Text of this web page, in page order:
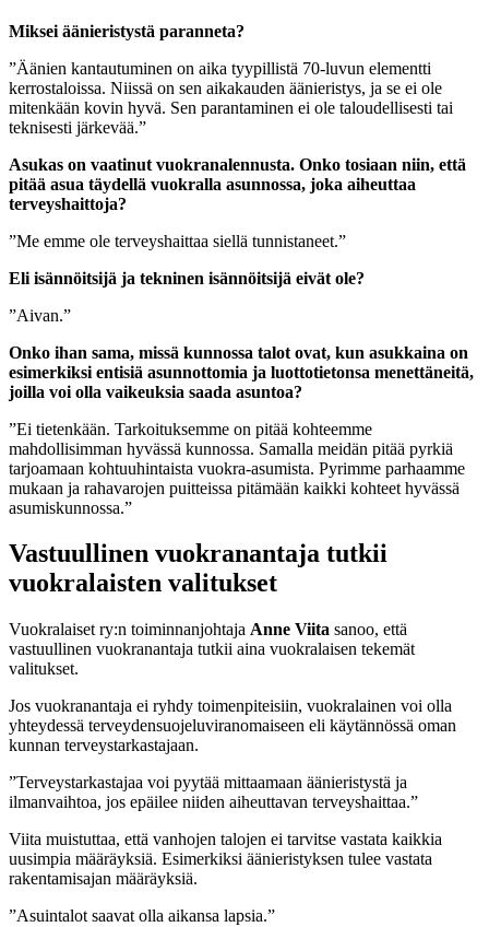
Miksei äänieristystä paranneta?
”Äänien kantautuminen on aika tyypillistä 70-luvun elementti
kerrostaloissa. Niissä on sen aikakauden äänieristys, ja se ei ole
mitenkään kovin hyvä. Sen parantaminen ei ole taloudellisesti tai
teknisesti järkevää.”
Asukas on vaatinut vuokranalennusta. Onko tosiaan niin, että
pitää asua täydellä vuokralla asunnossa, joka aiheuttaa
terveyshaittoja?
”Me emme ole terveyshaittaa siellä tunnistaneet.”
Eli isännöitsijä ja tekninen isännöitsijä eivät ole?
”Aivan.”
Onko ihan sama, missä kunnossa talot ovat, kun asukkaina on
esimerkiksi entisiä asunnottomia ja luottotietonsa menettäneitä,
joilla voi olla vaikeuksia saada asuntoa?
”Ei tietenkään. Tarkoituksemme on pitää kohteemme
mahdollisimman hyvässä kunnossa. Samalla meidän pitää pyrkiä
tarjoamaan kohtuuhintaista vuokra-asumista. Pyrimme parhaamme
mukaan ja rahavarojen puitteissa pitämään kaikki kohteet hyvässä
asumiskunnossa.”
Vastuullinen vuokranantaja tutkii
vuokralaisten valitukset
Vuokralaiset ry:n toiminnanjohtaja Anne Viita sanoo, että
vastuullinen vuokranantaja tutkii aina vuokralaisen tekemät
valitukset.
Jos vuokranantaja ei ryhdy toimenpiteisiin, vuokralainen voi olla
yhteydessä terveydensuojeluviranomaiseen eli käytännössä oman
kunnan terveystarkastajaan.
”Terveystarkastajaa voi pyytää mittaamaan äänieristystä ja
ilmanvaihtoa, jos epäilee niiden aiheuttavan terveyshaittaa.”
Viita muistuttaa, että vanhojen talojen ei tarvitse vastata kaikkia
uusimpia määräyksiä. Esimerkiksi äänieristyksen tulee vastata
rakentamisajan määräyksiä.
”Asuintalot saavat olla aikansa lapsia.”